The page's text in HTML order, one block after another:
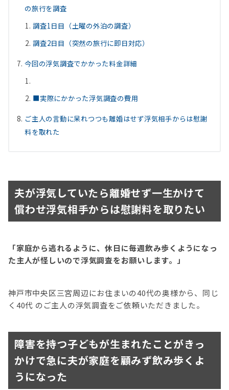
の旅行を調査
調査1日目（土曜の外泊の調査）
調査2日目（突然の旅行に即日対応）
今回の浮気調査でかかった料金詳細
■実際にかかった浮気調査の費用
ご主人の言動に呆れつつも離婚はせず浮気相手からは慰謝
料を取れた
夫が浮気していたら離婚せず一生かけて
償わせ浮気相手からは慰謝料を取りたい
「家庭から逃れるように、休日に毎週飲み歩くようになっ
た主人が怪しいので浮気調査をお願いします。」
神戸市中央区三宮周辺にお住まいの40代の奥様から、同じ
く40代 のご主人の浮気調査をご依頼いただきました。
障害を持つ子どもが生まれたことがきっ
かけで急に夫が家庭を顧みず飲み歩くよ
うになった